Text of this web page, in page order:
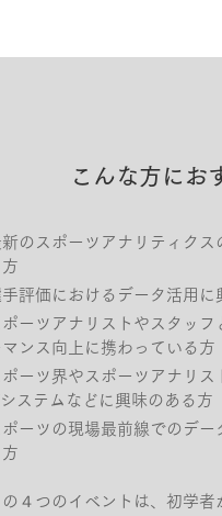
こんな方にお
新のスポーツアナリティクス
方
手評価におけるデータ活用に
ポーツアナリストやスタッフ
マンス向上に携わっている方
ポーツ界やスポーツアナリス
システムなどに興味のある方
ポーツの現場最前線でのデー
方
の４つのイベントは、初学者